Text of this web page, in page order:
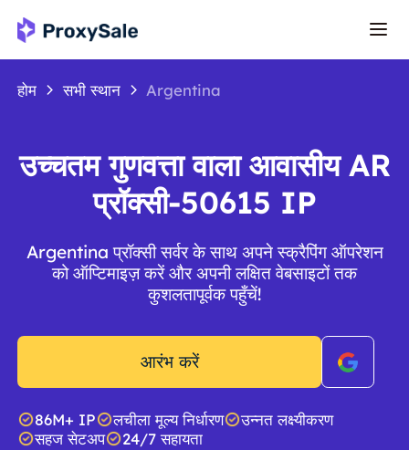
होम सभी स्थान Argentina
उच्चतम गुणवत्ता वाला आवासीय AR
प्रॉक्सी-50615 IP
Argentina प्रॉक्सी सर्वर के साथ अपने स्क्रैपिंग ऑपरेशन
को ऑप्टिमाइज़ करें और अपनी लक्षित वेबसाइटों तक
कुशलतापूर्वक पहुँचें!
आरंभ करें
86M+ IP लचीला मूल्य निर्धारण
उन्नत लक्ष्यीकरण
सहज सेटअप
24/7 सहायता